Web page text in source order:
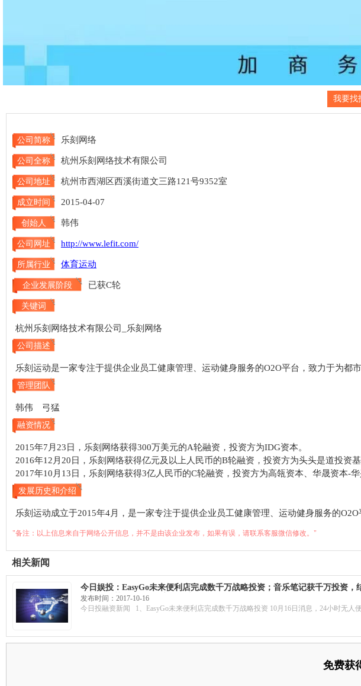
我要找
公司简称 乐刻网络
公司全称 杭州乐刻网络技术有限公司
公司地址 杭州市西湖区西溪街道文三路121号9352室
成立时间 2015-04-07
创始人 韩伟
公司网址 http://www.lefit.com/
所属行业 体育运动
企业发展阶段 已获C轮
关键词
杭州乐刻网络技术有限公司_乐刻网络
公司描述
乐刻运动是一家专注于提供企业员工健康管理、运动健身服务的O2O平台，致力于为都
管理团队
韩伟 弓猛
融资情况
2015年7月23日，乐刻网络获得300万美元的A轮融资，投资方为IDG资本。
2016年12月20日，乐刻网络获得亿元及以上人民币的B轮融资，投资方为头头是道投资
2017年10月13日，乐刻网络获得3亿人民币的C轮融资，投资方为高瓴资本、华晟资本-华
发展历史和介绍
乐刻运动成立于2015年4月，是一家专注于提供企业员工健康管理、运动健身服务的
"备注：以上信息来自于网络公开信息，并不是由该企业发布，如果有误，请联系客服微信修改。"
相关新闻
今日娱投：EasyGo未来便利店完成数千万战略投资；音乐笔记获千万投资，
乐刻运动获C轮融资，高瓴资本领投
发布时间：2017-10-16
今日投融资新闻 1、EasyGo未来便利店完成数千万战略投资 10月16日消息，24小时无人
免费获